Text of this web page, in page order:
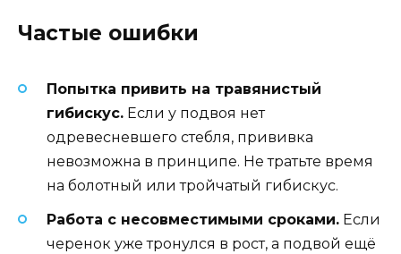
Частые ошибки
Попытка привить на травянистый
гибискус. Если у подвоя нет
одревесневшего стебля, прививка
невозможна в принципе. Не тратьте время
на болотный или тройчатый гибискус.
Работа с несовместимыми сроками. Если
черенок уже тронулся в рост, а подвой ещё